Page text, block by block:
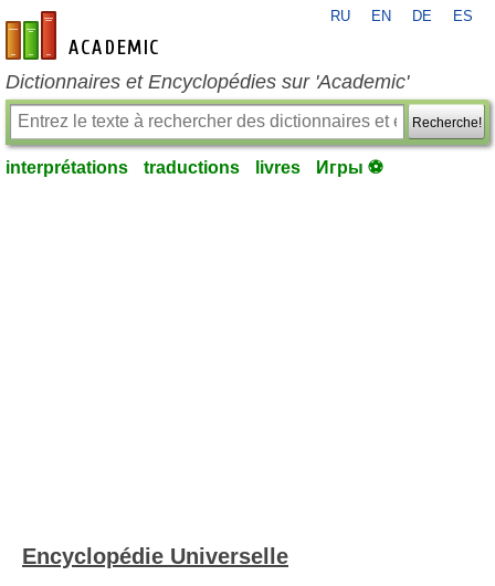
fr-academic.com
RU EN DE ES
Dictionnaires et Encyclopédies sur 'Academic'
Recherche!
interprétations traductions livres Игры ⚽
Encyclopédie Universelle